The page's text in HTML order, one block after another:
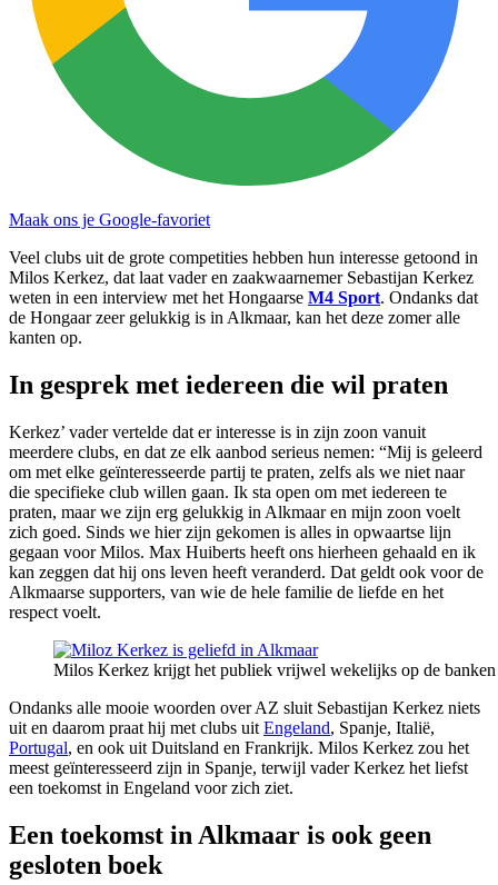
Maak ons je Google-favoriet
Veel clubs uit de grote competities hebben hun interesse getoond in
Milos Kerkez, dat laat vader en zaakwaarnemer Sebastijan Kerkez
weten in een interview met het Hongaarse M4 Sport. Ondanks dat
de Hongaar zeer gelukkig is in Alkmaar, kan het deze zomer alle
kanten op.
In gesprek met iedereen die wil praten
Kerkez’ vader vertelde dat er interesse is in zijn zoon vanuit
meerdere clubs, en dat ze elk aanbod serieus nemen: “Mij is geleerd
om met elke geïnteresseerde partij te praten, zelfs als we niet naar
die specifieke club willen gaan. Ik sta open om met iedereen te
praten, maar we zijn erg gelukkig in Alkmaar en mijn zoon voelt
zich goed. Sinds we hier zijn gekomen is alles in opwaartse lijn
gegaan voor Milos. Max Huiberts heeft ons hierheen gehaald en ik
kan zeggen dat hij ons leven heeft veranderd. Dat geldt ook voor de
Alkmaarse supporters, van wie de hele familie de liefde en het
respect voelt.
Milos Kerkez krijgt het publiek vrijwel wekelijks op de banken
Ondanks alle mooie woorden over AZ sluit Sebastijan Kerkez niets
uit en daarom praat hij met clubs uit Engeland, Spanje, Italië,
Portugal, en ook uit Duitsland en Frankrijk. Milos Kerkez zou het
meest geïnteresseerd zijn in Spanje, terwijl vader Kerkez het liefst
een toekomst in Engeland voor zich ziet.
Een toekomst in Alkmaar is ook geen
gesloten boek